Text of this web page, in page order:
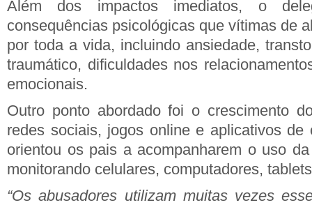
Além dos impactos imediatos, o
consequências psicológicas que vítimas de
por toda a vida, incluindo ansiedade,
traumático, dificuldades nos
emocionais.
Outro ponto abordado foi o crescimento
redes sociais, jogos online e aplicativos de
orientou os pais a acompanharem o uso
monitorando celulares, computadores,
“Os abusadores utilizam muitas vezes